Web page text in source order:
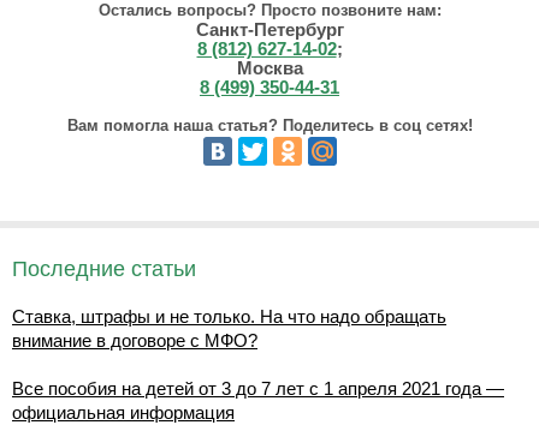
Остались вопросы? Просто позвоните нам:
Санкт-Петербург
8 (812) 627-14-02;
Москва
8 (499) 350-44-31
Вам помогла наша статья? Поделитесь в соц сетях!
Последние статьи
Ставка, штрафы и не только. На что надо обращать
внимание в договоре с МФО?
Все пособия на детей от 3 до 7 лет с 1 апреля 2021 года —
официальная информация